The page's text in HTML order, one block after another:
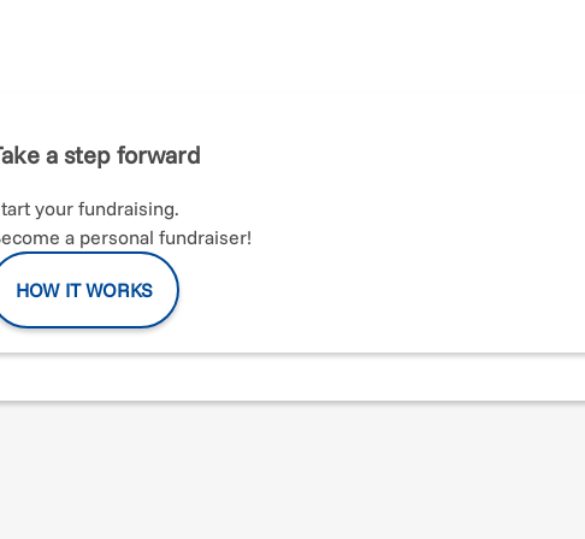
d’uso gratuito che ospita le nostre attività è di proprietà di
spazio, rischiamo di perdere un luogo prezioso di crescita,
il terreno o trovare soluzioni alternative, così da garantire la
uno spazio verde aperto alla comunità.
a step forward
your fundraising.
a personal fundraiser!
HOW IT WORKS